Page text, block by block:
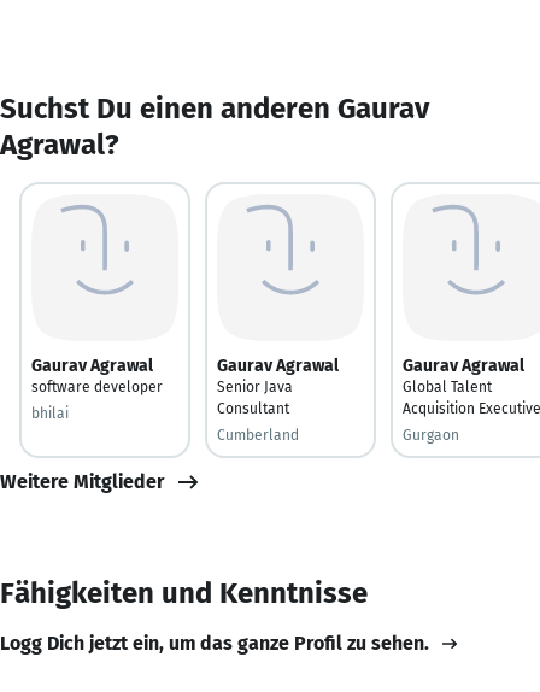
Suchst Du einen anderen Gaurav
Agrawal?
Gaurav Agrawal
software developer
bhilai
Gaurav Agrawal
Senior Java
Consultant
Cumberland
Gaurav Agrawal
Global Talent
Acquisition Executive
Gurgaon
Weitere Mitglieder
Fähigkeiten und Kenntnisse
Logg Dich jetzt ein, um das ganze Profil zu sehen.